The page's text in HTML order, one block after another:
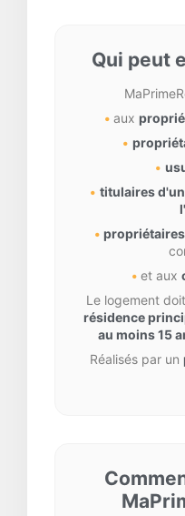
Qui peut
aux
titulaires
et aux
Le logement
résidence
au moins 15
Réalisés par un